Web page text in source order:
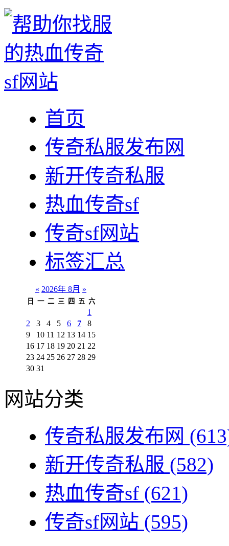
首页
传奇私服发布网
新开传奇私服
热血传奇sf
传奇sf网站
标签汇总
« 2026年 8月 »
日 一 二 三 四 五 六
1
2
3 4 5 6 7
8
9
10 11 12 13 14 15
16 17 18 19 20 21 22
23 24 25 26 27 28 29
30 31
网站分类
传奇私服发布网
新开传奇私服 (582)
热血传奇sf (621)
传奇sf网站 (595)